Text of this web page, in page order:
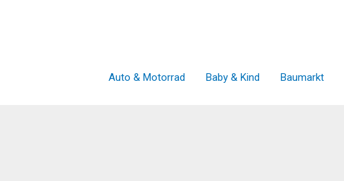
Auto & Motorrad Baby & Kind Baumarkt